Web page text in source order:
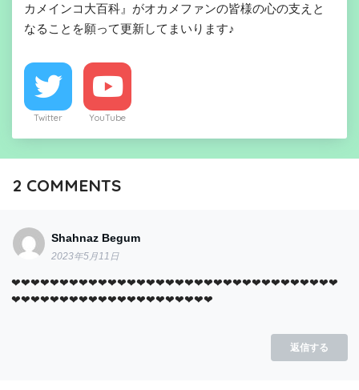
カメインコ大百科』がオカメファンの皆様の心の支えと
なることを願って更新してまいります♪
Twitter YouTube
2 COMMENTS
Shahnaz Begum
2023年5月11日
❤❤❤❤❤❤❤❤❤❤❤❤❤❤❤❤❤❤❤❤❤❤❤❤❤❤❤❤❤❤❤❤❤❤
❤❤❤❤❤❤❤❤❤❤❤❤❤❤❤❤❤❤❤❤❤
返信する